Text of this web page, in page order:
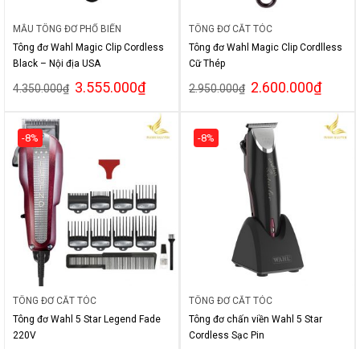
MẪU TÔNG ĐƠ PHỔ BIẾN
Tông đơ Wahl Magic Clip Cordless
Black – Nội địa USA
4.350.000₫ 3.555.000₫
TÔNG ĐƠ CẮT TÓC
Tông đơ Wahl Magic Clip Cordlless
Cữ Thép
2.950.000₫ 2.600.000₫
-8%
TÔNG ĐƠ CẮT TÓC
Tông đơ Wahl 5 Star Legend Fade
220V
-8%
TÔNG ĐƠ CẮT TÓC
Tông đơ chấn viền Wahl 5 Star
Cordless Sạc Pin